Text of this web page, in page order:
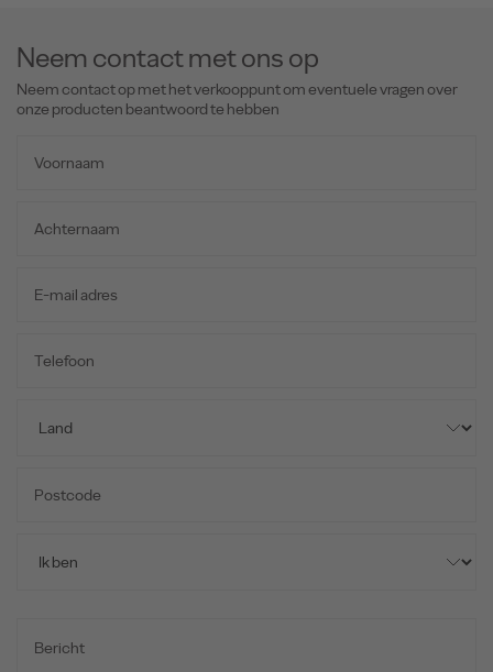
Neem contact met ons op
Neem contact op met het verkooppunt om eventuele vragen over
onze producten beantwoord te hebben